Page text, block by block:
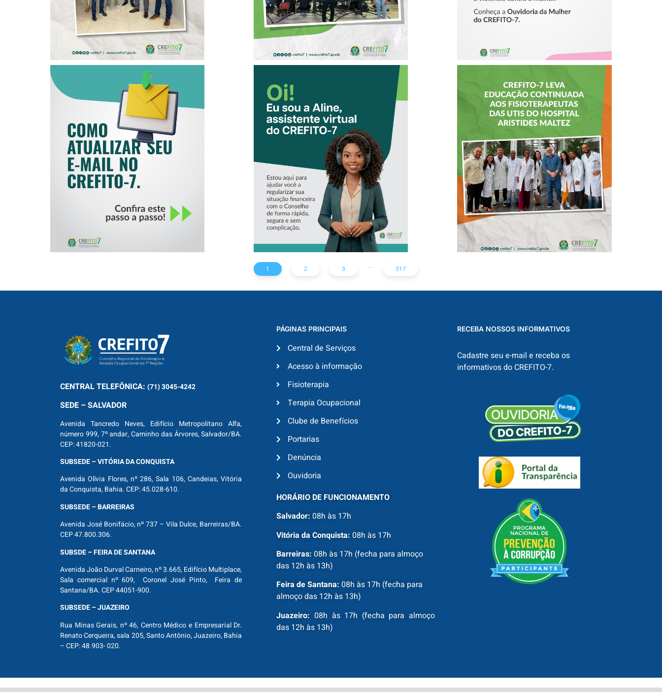
COMO ATUALIZAR
SEU E-MAIL NO
CREFITO-7
CONHEÇA A
‘ALINE’,
ASSISTENTE
VIRTUAL DO
CREFITO-7
CREFITO-7 LEVA
EDUCAÇÃO
CONTINUADA AOS
FISIOTERAPEUTAS
DAS UTIs DO
HOSPITAL
ARISTIDES
MALTEZ
1 2 3 ... 317
CENTRALTELEFÔNICA: (71) 3045-4242
SEDE – SALVADOR
Avenida Tancredo Neves, Edifício Metropolitano Alfa,
número 999, 7º andar, Caminho das Árvores, Salvador/BA.
CEP: 41820-021.
SUBSEDE – VITÓRIA DA CONQUISTA
Avenida Olívia Flores, nº 286, Sala 106, Candeias, Vitória
da Conquista, Bahia. CEP: 45.028-610.
SUBSEDE – BARREIRAS
Avenida José Bonifácio, nº 737 – Vila Dulce, Barreiras/BA.
CEP 47.800.306.
SUBSDE – FEIRA DE SANTANA
Avenida João Durval Carneiro, nº 3.665, Edifício Multiplace,
Sala comercial nº 609, Coronel José Pinto, Feira de
Santana/BA. CEP 44051-900.
SUBSEDE – JUAZEIRO
Rua Minas Gerais, nº 46, Centro Médico e Empresarial Dr.
Renato Cerqueira, sala 205, Santo Antônio, Juazeiro, Bahia
– CEP: 48.903- 020.
PÁGINAS PRINCIPAIS
Central de Serviços
Acesso à informação
Fisioterapia
Terapia Ocupacional
Clube de Benefícios
Portarias
Denúncia
Ouvidoria
HORÁRIO DE FUNCIONAMENTO
Salvador: 08h às 17h
Vitória da Conquista: 08h às 17h
Barreiras: 08h às 17h (fecha para almoço
das 12h às 13h)
Feira de Santana: 08h às 17h (fecha para
almoço das 12h às 13h)
Juazeiro: 08h às 17h (fecha para almoço
das 12h às 13h)
RECEBA NOSSOS INFORMATIVOS
Cadastre seu e-mail e receba os
informativos do CREFITO-7.